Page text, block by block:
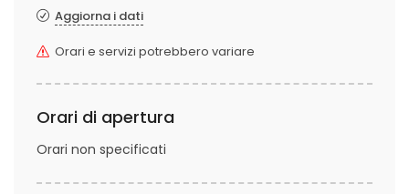
Aggiorna i dati
Orari e servizi potrebbero variare
Orari di apertura
Orari non specificati